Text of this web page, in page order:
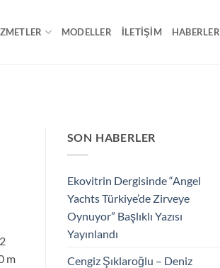
MODELLER İLETIŞIM HABERLER
m
SON HABERLER
Ekovitrin Dergisinde “Angel
Yachts Türkiye’de Zirveye
Oynuyor” Başlıklı Yazısı
Yayınlandı
Cengiz Şıklaroğlu – Deniz